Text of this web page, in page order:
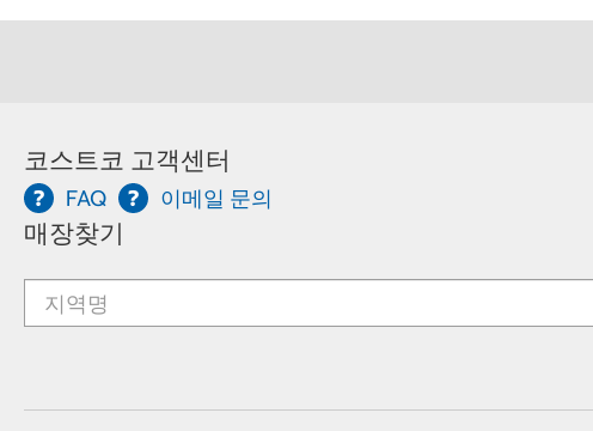
코스트코 고객센터
FAQ 이메일 문의
매장찾기